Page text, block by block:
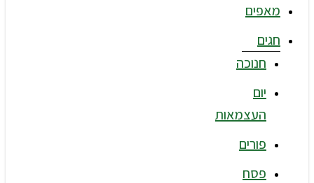
מאפים
חגים
חנוכה
יום
העצמאות
פורים
פסח